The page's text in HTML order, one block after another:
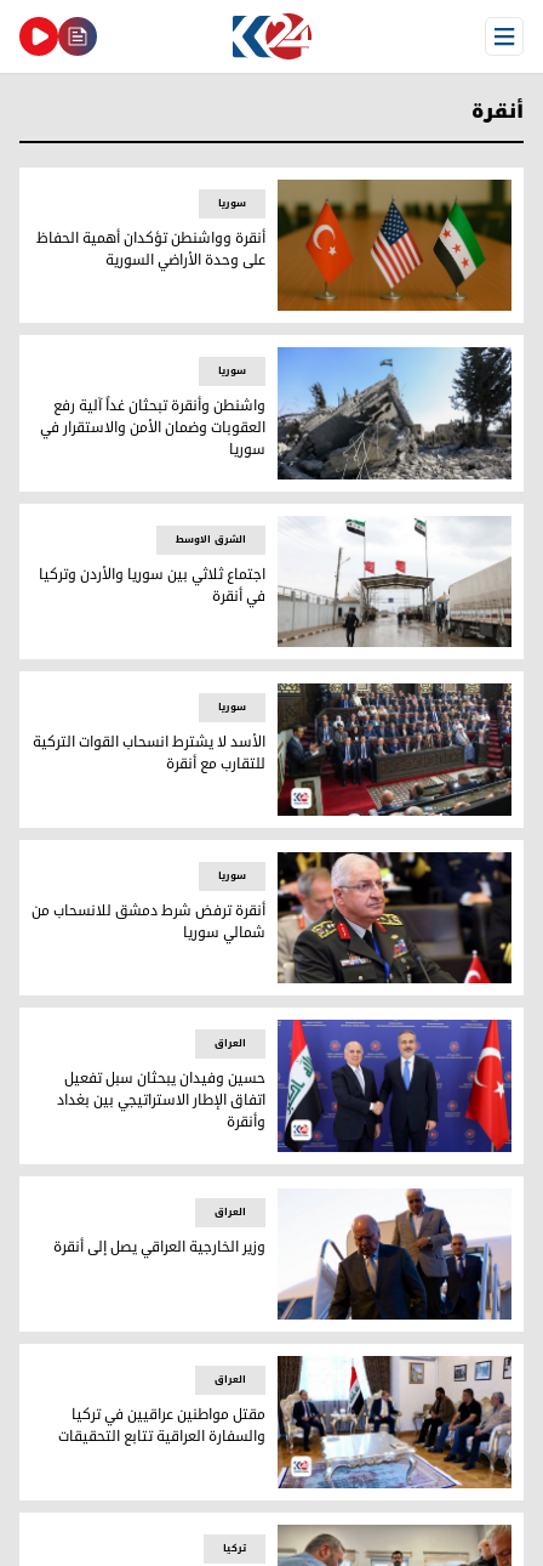
Open Menu
أنقرة
أنقرة وواشنطن تؤكدان أهمية الحفاظ على وحدة الأراضي
سوریا
أنقرة وواشنطن تؤكدان أهمية الحفاظ
على وحدة الأراضي السورية
واشنطن وأنقرة تبحثان غداً آلية رفع العقوبات وضمان الأمن
سوریا
واشنطن وأنقرة تبحثان غداً آلية رفع
العقوبات وضمان الأمن والاستقرار في
سوريا
اجتماع ثلاثي بين سوريا والأردن وتركيا في أنقرة
الشرق الاوسط
اجتماع ثلاثي بين سوريا والأردن وتركيا
في أنقرة
الأسد في خطاب أمام مجلس الشعب بمناسبة افتتاح الدور
سوریا
الأسد لا يشترط انسحاب القوات التركية
للتقارب مع أنقرة
يشار غولر
سوریا
أنقرة ترفض شرط دمشق للانسحاب من
شمالي سوريا
فؤاد حسين وهاكان فيدان
العراق
حسين وفيدان يبحثان سبل تفعيل
اتفاق الإطار الاستراتيجي بين بغداد
وأنقرة
فؤاد حسين وفالح الفياض وريبر أحمد
العراق
وزير الخارجية العراقي يصل إلى أنقرة
مقتل مواطنين عراقيين في تركيا والسفارة العراقية تتابع
العراق
مقتل مواطنين عراقيين في تركيا
والسفارة العراقية تتابع التحقيقات
ترکیا